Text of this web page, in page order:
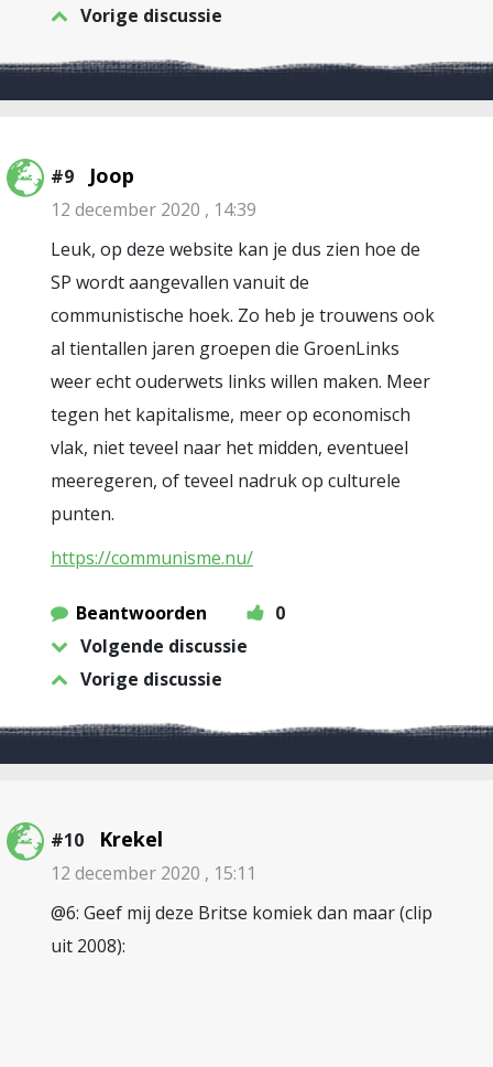
Vorige discussie
#9 Joop
12 december 2020 , 14:39
Leuk, op deze website kan je dus zien hoe de
SP wordt aangevallen vanuit de
communistische hoek. Zo heb je trouwens ook
al tientallen jaren groepen die GroenLinks
weer echt ouderwets links willen maken. Meer
tegen het kapitalisme, meer op economisch
vlak, niet teveel naar het midden, eventueel
meeregeren, of teveel nadruk op culturele
punten.
https://communisme.nu/
Beantwoorden
0
Volgende discussie
Vorige discussie
#10 Krekel
12 december 2020 , 15:11
@6: Geef mij deze Britse komiek dan maar (clip
uit 2008):